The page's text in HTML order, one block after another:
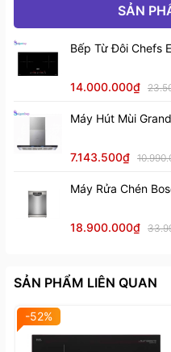
SẢN
Bếp Từ Đôi Chefs
14.000.000₫
Máy Hút Mùi
7.143.500₫
Máy Rửa Chén
18.900.000₫
SẢN PHẨM LIÊN QUAN
-52%